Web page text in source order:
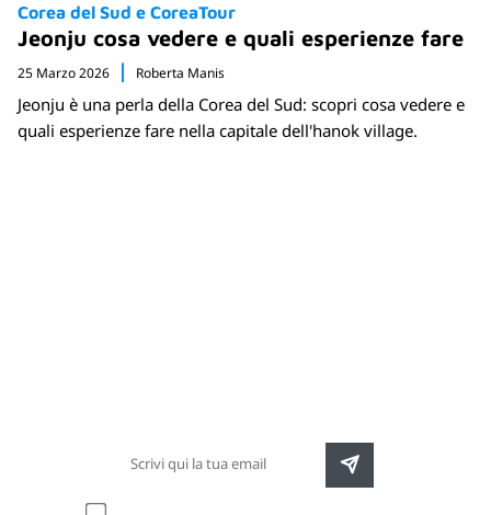
Corea del Sud e CoreaTour
Jeonju cosa vedere e quali esperienze fare
25 Marzo 2026 Roberta Manis
Jeonju è una perla della Corea del Sud: scopri cosa vedere e
quali esperienze fare nella capitale dell'hanok village.